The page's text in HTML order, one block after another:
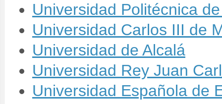
Universidad Politécnica
Universidad Carlos III de
Universidad de Alcalá
Universidad Rey Juan
Universidad Española de